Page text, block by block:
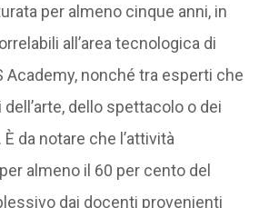
per almeno cinque anni, in
all’area tecnologica di
Academy, nonché tra esperti che
dello spettacolo o dei
da notare che l’attività
almeno il 60 per cento del
dai docenti provenienti